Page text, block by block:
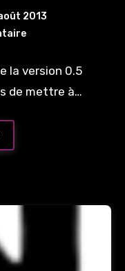
2013
la version 0.5
de mettre à…